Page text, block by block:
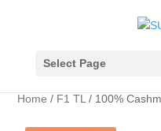
Select Page
Home / F1 TL / 100%